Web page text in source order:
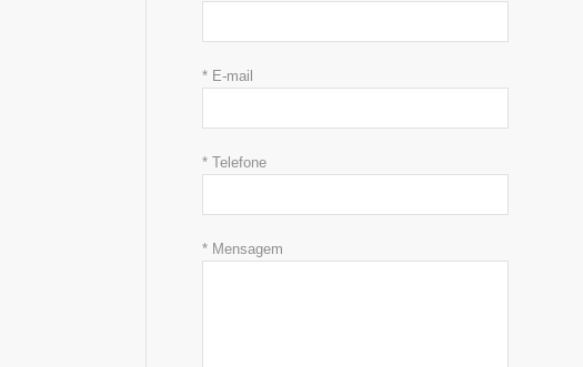
* E-mail
* Telefone
* Mensagem